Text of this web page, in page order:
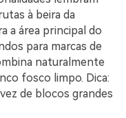
à beira da
a área principal do
para marcas de
naturalmente
fosco limpo. Dica:
de blocos grandes